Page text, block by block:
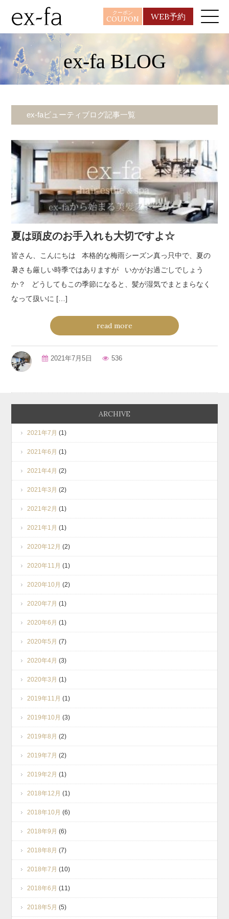
WEB予約
クーポン
COUPON
ex-fa BLOG
ex-faビューティブログ記事一覧
夏は頭皮のお手入れも大切ですよ☆
皆さん、こんにちは 本格的な梅雨シーズン真っ只中で、夏の
暑さも厳しい時季ではありますが いかがお過ごしでしょう
か？ どうしてもこの季節になると、髪が湿気でまとまらなく
なって扱いに […]
read more
2021年7月5日 536
ARCHIVE
2021年7月 (1)
2021年6月 (1)
2021年4月 (2)
2021年3月 (2)
2021年2月 (1)
2021年1月 (1)
2020年12月 (2)
2020年11月 (1)
2020年10月 (2)
2020年7月 (1)
2020年6月 (1)
2020年5月 (7)
2020年4月 (3)
2020年3月 (1)
2019年11月 (1)
2019年10月 (3)
2019年8月 (2)
2019年7月 (2)
2019年2月 (1)
2018年12月 (1)
2018年10月 (6)
2018年9月 (6)
2018年8月 (7)
2018年7月 (10)
2018年6月 (11)
2018年5月 (5)